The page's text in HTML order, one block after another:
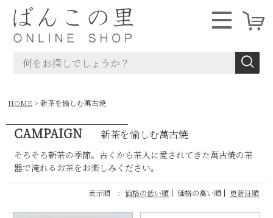
HOME 新茶を愉しむ萬古焼
CAMPAIGN 新茶を愉しむ萬古焼
そろそろ新茶の季節。古くから茶人に愛されてきた萬古焼の茶
器で淹れるお茶をお楽しみください。
表示順 : 価格の低い順 価格の高い順 更新日順